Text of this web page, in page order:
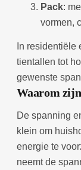
Pack:
vormen,
In
tientallen tot
gewenste
Waarom
De spanning
klein om
energie te
neemt de